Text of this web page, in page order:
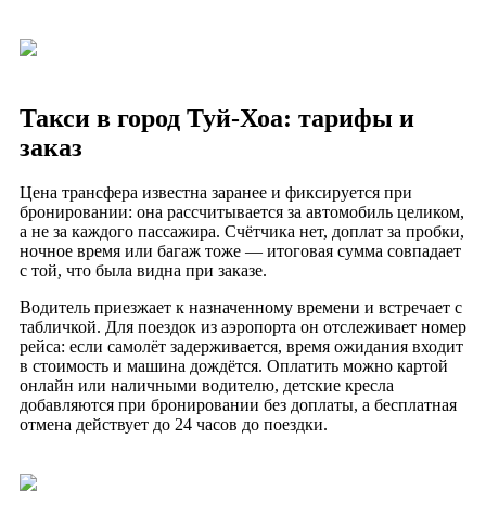
Такси в город Туй-Хоа: тарифы и
заказ
Цена трансфера известна заранее и фиксируется при
бронировании: она рассчитывается за автомобиль целиком,
а не за каждого пассажира. Счётчика нет, доплат за пробки,
ночное время или багаж тоже — итоговая сумма совпадает
с той, что была видна при заказе.
Водитель приезжает к назначенному времени и встречает с
табличкой. Для поездок из аэропорта он отслеживает номер
рейса: если самолёт задерживается, время ожидания входит
в стоимость и машина дождётся. Оплатить можно картой
онлайн или наличными водителю, детские кресла
добавляются при бронировании без доплаты, а бесплатная
отмена действует до 24 часов до поездки.